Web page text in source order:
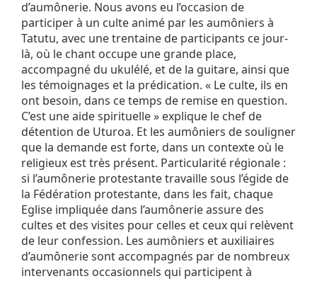
d’aumônerie. Nous avons eu l’occasion de
participer à un culte animé par les aumôniers à
Tatutu, avec une trentaine de participants ce jour-
là, où le chant occupe une grande place,
accompagné du ukulélé, et de la guitare, ainsi que
les témoignages et la prédication. « Le culte, ils en
ont besoin, dans ce temps de remise en question.
C’est une aide spirituelle » explique le chef de
détention de Uturoa. Et les aumôniers de souligner
que la demande est forte, dans un contexte où le
religieux est très présent. Particularité régionale :
si l’aumônerie protestante travaille sous l’égide de
la Fédération protestante, dans les fait, chaque
Eglise impliquée dans l’aumônerie assure des
cultes et des visites pour celles et ceux qui relèvent
de leur confession. Les aumôniers et auxiliaires
d’aumônerie sont accompagnés par de nombreux
intervenants occasionnels qui participent à